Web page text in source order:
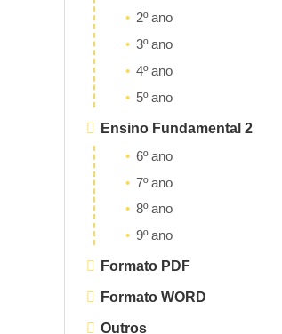
2º ano
3º ano
4º ano
5º ano
Ensino Fundamental 2
6º ano
7º ano
8º ano
9º ano
Formato PDF
Formato WORD
Outros